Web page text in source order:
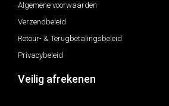
Algemene voorwaarden
Verzendbeleid
Retour- & Terugbetalingsbeleid
Privacybeleid
Veilig afrekenen